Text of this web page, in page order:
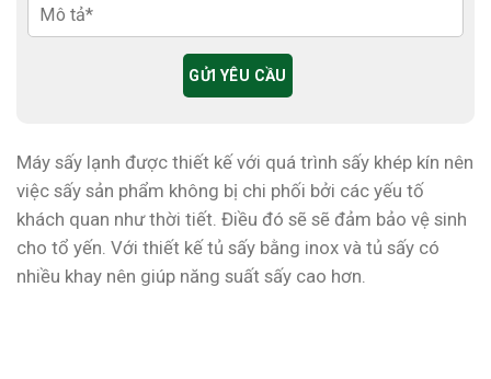
Máy sấy lạnh được thiết kế với quá trình sấy khép kín nên
việc sấy sản phẩm không bị chi phối bởi các yếu tố
khách quan như thời tiết. Điều đó sẽ sẽ đảm bảo vệ sinh
cho tổ yến. Với thiết kế tủ sấy bằng inox và tủ sấy có
nhiều khay nên giúp năng suất sấy cao hơn.